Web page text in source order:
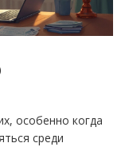
особенно когда
среди